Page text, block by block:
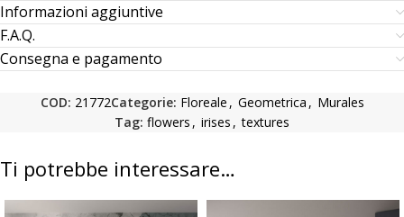
Informazioni aggiuntive
F.A.Q.
Consegna e pagamento
COD: 21772Categorie: Floreale , Geometrica , Murales
Tag: flowers , irises , textures
Ti potrebbe interessare…